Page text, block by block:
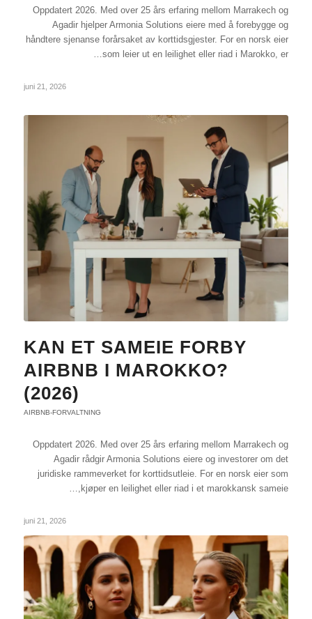
Oppdatert 2026. Med over 25 års erfaring mellom Marrakech og
Agadir hjelper Armonia Solutions eiere med å forebygge og
håndtere sjenanse forårsaket av korttidsgjester. For en norsk eier
som leier ut en leilighet eller riad i Marokko, er…
juni 21, 2026
KAN ET SAMEIE FORBY
AIRBNB I MAROKKO?
(2026)
AIRBNB-FORVALTNING
Oppdatert 2026. Med over 25 års erfaring mellom Marrakech og
Agadir rådgir Armonia Solutions eiere og investorer om det
juridiske rammeverket for korttidsutleie. For en norsk eier som
kjøper en leilighet eller riad i et marokkansk sameie,…
juni 21, 2026